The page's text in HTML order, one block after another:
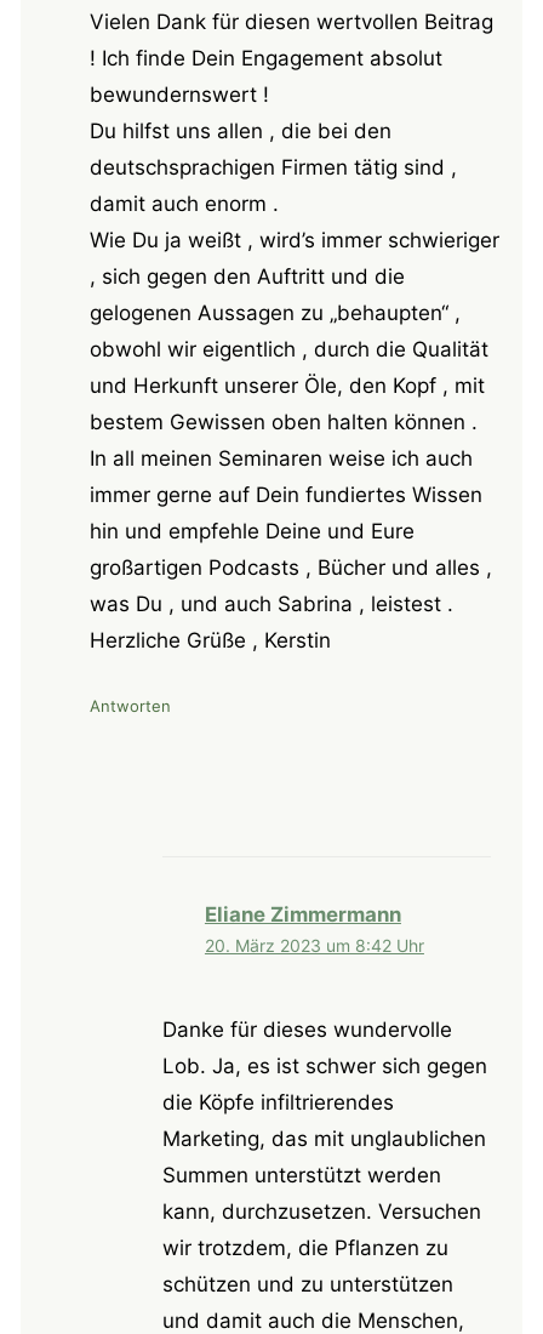
Vielen Dank für diesen wertvollen Beitrag
! Ich finde Dein Engagement absolut
bewundernswert !
Du hilfst uns allen , die bei den
deutschsprachigen Firmen tätig sind ,
damit auch enorm .
Wie Du ja weißt , wird’s immer schwieriger
, sich gegen den Auftritt und die
gelogenen Aussagen zu „behaupten“ ,
obwohl wir eigentlich , durch die Qualität
und Herkunft unserer Öle, den Kopf , mit
bestem Gewissen oben halten können .
In all meinen Seminaren weise ich auch
immer gerne auf Dein fundiertes Wissen
hin und empfehle Deine und Eure
großartigen Podcasts , Bücher und alles ,
was Du , und auch Sabrina , leistest .
Herzliche Grüße , Kerstin
Antworten
Eliane Zimmermann
20. März 2023 um 8:42 Uhr
Danke für dieses wundervolle
Lob. Ja, es ist schwer sich gegen
die Köpfe infiltrierendes
Marketing, das mit unglaublichen
Summen unterstützt werden
kann, durchzusetzen. Versuchen
wir trotzdem, die Pflanzen zu
schützen und zu unterstützen
und damit auch die Menschen,